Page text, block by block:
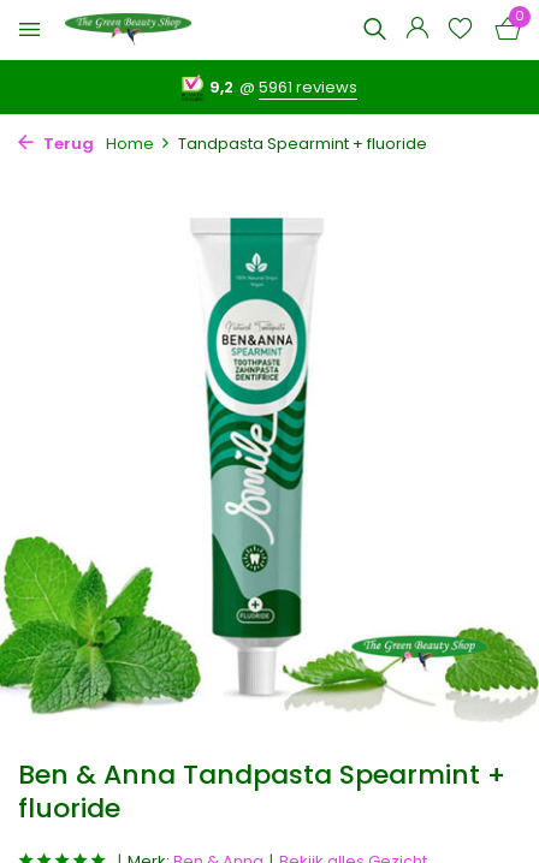
0
9,2 @5961 reviews
Terug Home Tandpasta Spearmint + fluoride
Ben & Anna Tandpasta Spearmint +
fluoride